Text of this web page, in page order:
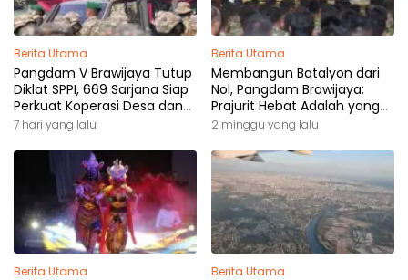
Berita Utama
Pangdam V Brawijaya Tutup
Diklat SPPI, 669 Sarjana Siap
Perkuat Koperasi Desa dan
Kampung Nelayan
7 hari yang lalu
Berita Utama
Membangun Batalyon dari
Nol, Pangdam Brawijaya:
Prajurit Hebat Adalah yang
Dibutuhkan Rakyat
2 minggu yang lalu
Berita Utama Berita Utama